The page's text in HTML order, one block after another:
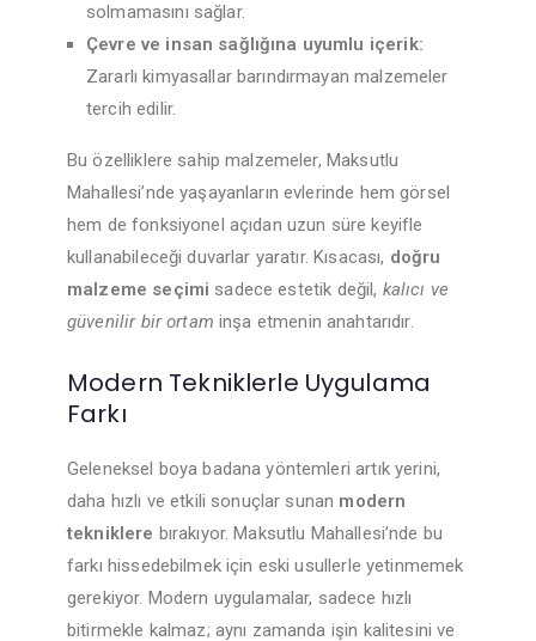
solmamasını sağlar.
Çevre ve insan sağlığına uyumlu içerik:
Zararlı kimyasallar barındırmayan malzemeler
tercih edilir.
Bu özelliklere sahip malzemeler, Maksutlu
Mahallesi’nde yaşayanların evlerinde hem görsel
hem de fonksiyonel açıdan uzun süre keyifle
kullanabileceği duvarlar yaratır. Kısacası, doğru
malzeme seçimi sadece estetik değil, kalıcı ve
güvenilir bir ortam inşa etmenin anahtarıdır.
Modern Tekniklerle Uygulama
Farkı
Geleneksel boya badana yöntemleri artık yerini,
daha hızlı ve etkili sonuçlar sunan modern
tekniklere bırakıyor. Maksutlu Mahallesi’nde bu
farkı hissedebilmek için eski usullerle yetinmemek
gerekiyor. Modern uygulamalar, sadece hızlı
bitirmekle kalmaz; aynı zamanda işin kalitesini ve